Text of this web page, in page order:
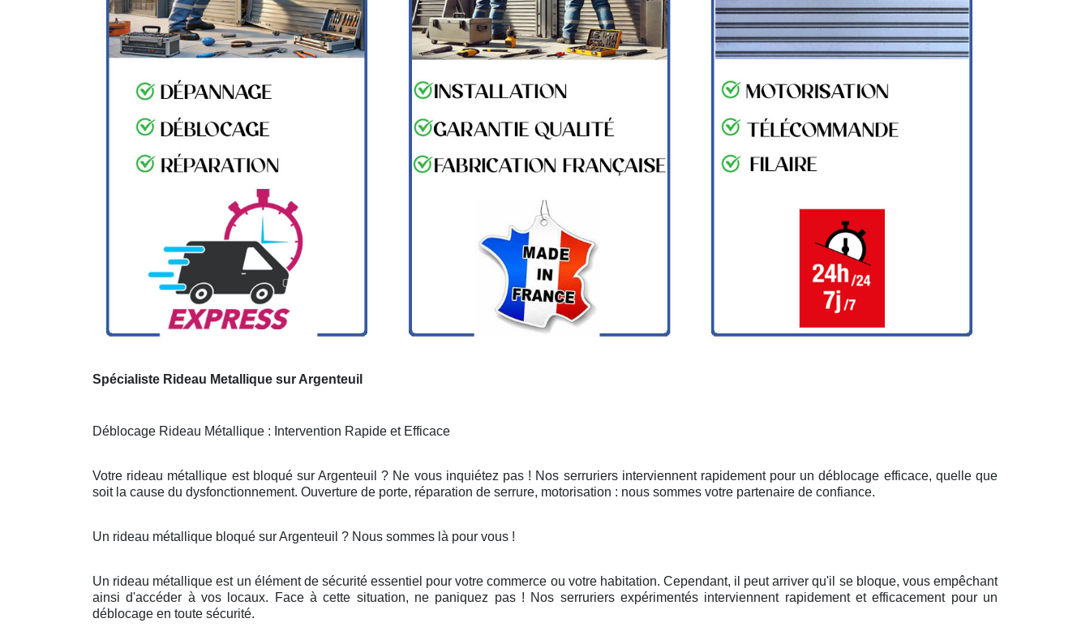
Spécialiste Rideau Metallique sur Argenteuil
Déblocage Rideau Métallique : Intervention Rapide et Efficace
Votre rideau métallique est bloqué sur Argenteuil ? Ne vous inquiétez pas ! Nos serruriers interviennent rapidement pour un déblocage efficace, quelle que
soit la cause du dysfonctionnement. Ouverture de porte, réparation de serrure, motorisation : nous sommes votre partenaire de confiance.
Un rideau métallique bloqué sur Argenteuil ? Nous sommes là pour vous !
Un rideau métallique est un élément de sécurité essentiel pour votre commerce ou votre habitation. Cependant, il peut arriver qu'il se bloque, vous empêchant
ainsi d'accéder à vos locaux. Face à cette situation, ne paniquez pas ! Nos serruriers expérimentés interviennent rapidement et efficacement pour un
déblocage en toute sécurité.